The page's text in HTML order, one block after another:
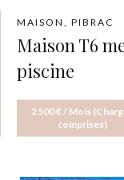
MAISON, PIBRAC
Maison T6
piscine
2 500 € / Mois
comprises)